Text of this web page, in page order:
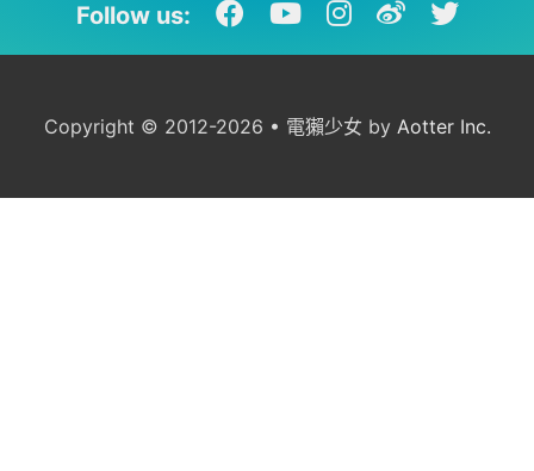
Follow us:
Copyright © 2012-2026 • 電獺少女 by Aotter Inc.